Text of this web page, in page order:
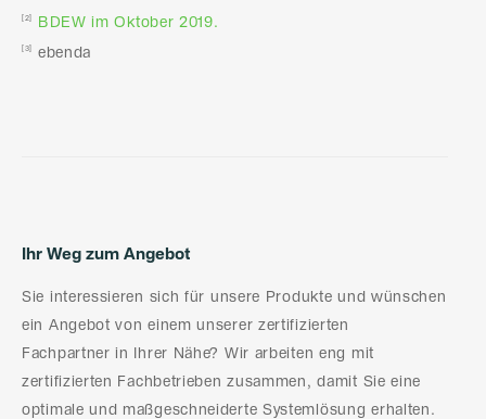
[2] BDEW im Oktober 2019.
[3] ebenda
Ihr Weg zum Angebot
Sie interessieren sich für unsere Produkte und wünschen
ein Angebot von einem unserer zertifizierten
Fachpartner in Ihrer Nähe? Wir arbeiten eng mit
zertifizierten Fachbetrieben zusammen, damit Sie eine
optimale und maßgeschneiderte Systemlösung erhalten.